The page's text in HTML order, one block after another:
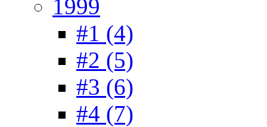
1999
#1 (4)
#2 (5)
#3 (6)
#4 (7)